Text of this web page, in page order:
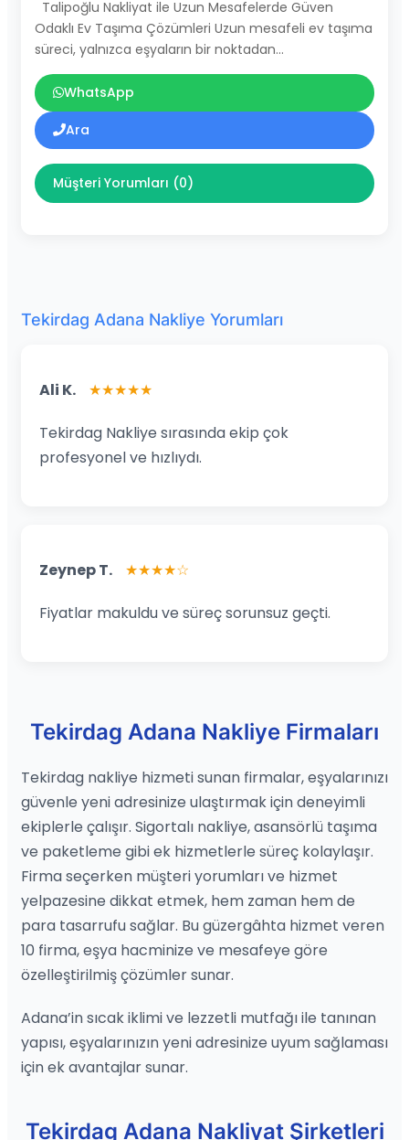
Talipoğlu Nakliyat ile Uzun Mesafelerde Güven
Odaklı Ev Taşıma Çözümleri Uzun mesafeli ev taşıma
süreci, yalnızca eşyaların bir noktadan…
WhatsApp
Ara
Müşteri Yorumları (0)
Tekirdag Adana Nakliye Yorumları
Ali K. ★★★★★
Tekirdag Nakliye sırasında ekip çok
profesyonel ve hızlıydı.
Zeynep T. ★★★★☆
Fiyatlar makuldu ve süreç sorunsuz geçti.
Tekirdag Adana Nakliye Firmaları
Tekirdag nakliye hizmeti sunan firmalar, eşyalarınızı
güvenle yeni adresinize ulaştırmak için deneyimli
ekiplerle çalışır. Sigortalı nakliye, asansörlü taşıma
ve paketleme gibi ek hizmetlerle süreç kolaylaşır.
Firma seçerken müşteri yorumları ve hizmet
yelpazesine dikkat etmek, hem zaman hem de
para tasarrufu sağlar. Bu güzergâhta hizmet veren
10 firma, eşya hacminize ve mesafeye göre
özelleştirilmiş çözümler sunar.
Adana’in sıcak iklimi ve lezzetli mutfağı ile tanınan
yapısı, eşyalarınızın yeni adresinize uyum sağlaması
için ek avantajlar sunar.
Tekirdag Adana Nakliyat Şirketleri